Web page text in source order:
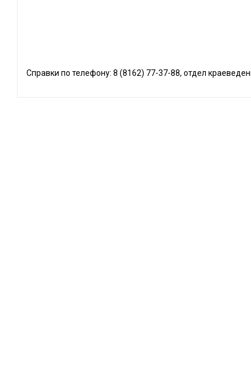
Справки по телефону: 8 (8162) 77-37-88, отдел